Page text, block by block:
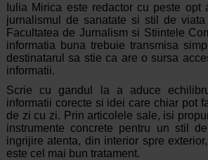
Iulia Mirica este redactor cu peste opt
jurnalismul de sanatate si stil de viata
Facultatea de Jurnalism si Stiintele
informatia buna trebuie transmisa
destinatarul sa stie ca are o sursa
informatii.
Scrie cu gandul la a aduce
informatii corecte si idei care chiar pot
de zi cu zi. Prin articolele sale, isi
instrumente concrete pentru un stil
ingrijire atenta, din interior spre
este cel mai bun tratament.